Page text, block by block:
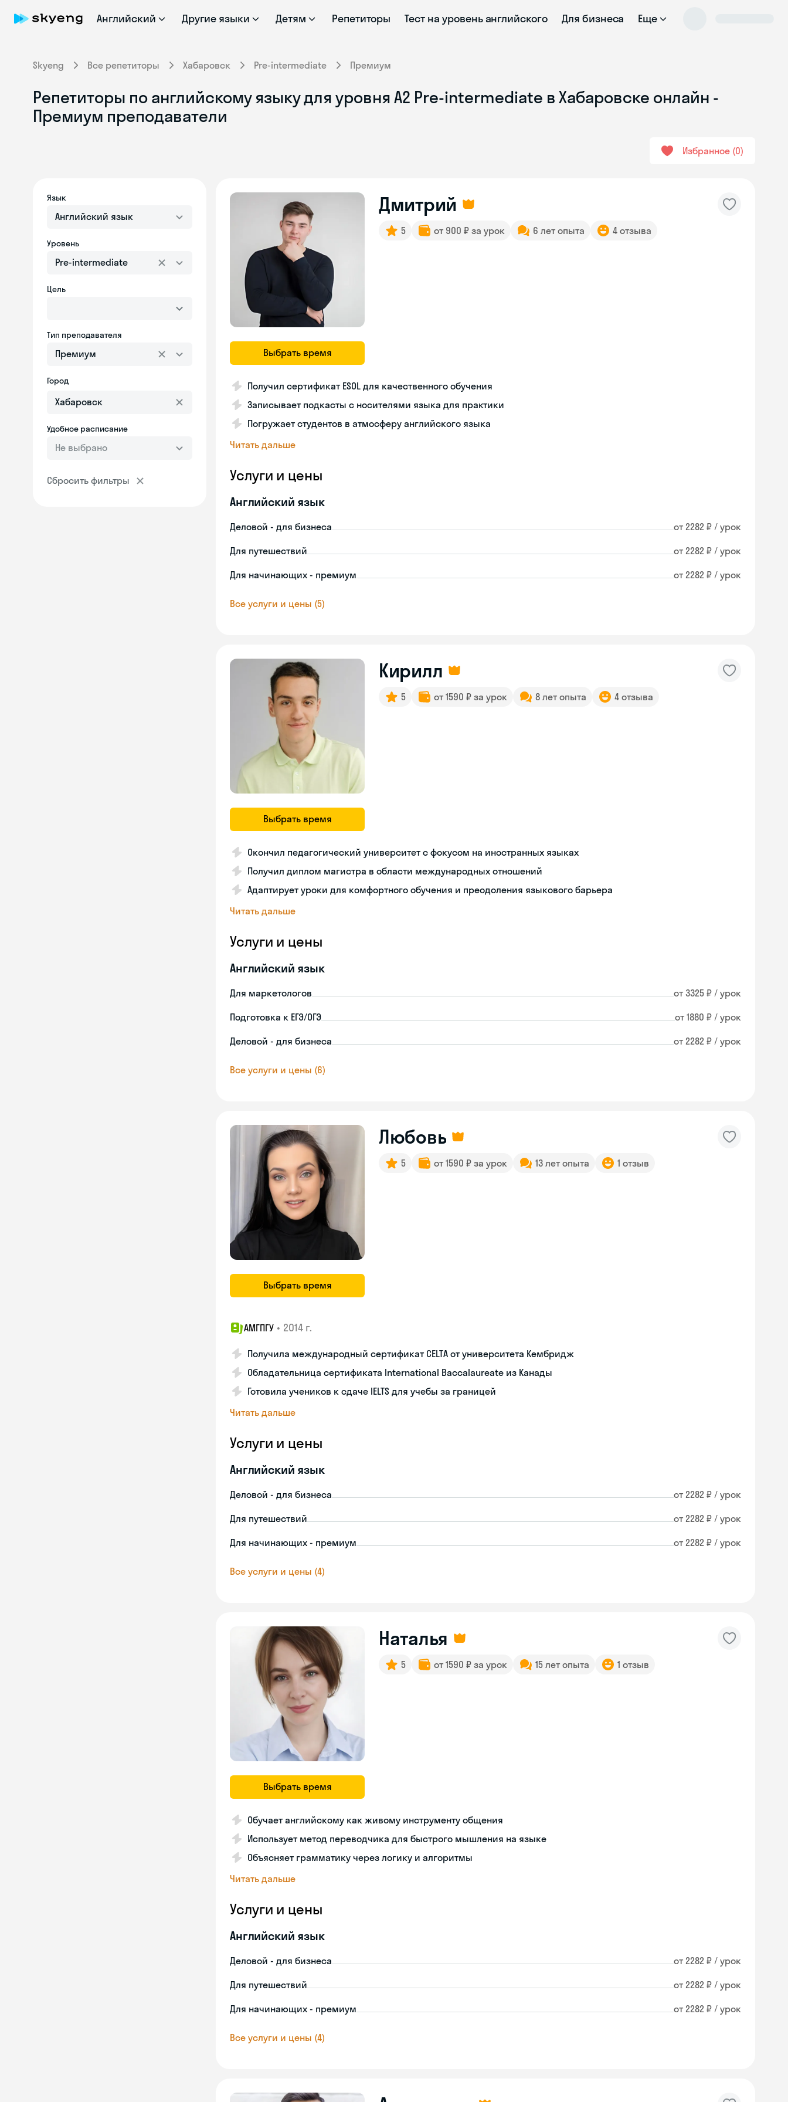
Английский Другие языки Детям Репетиторы Тест на уровень английского Для бизнеса Еще
Skyeng Все репетиторы Хабаровск Pre-intermediate Премиум
Репетиторы по английскому языку для уровня A2 Pre-intermediate в Хабаровске онлайн -
Премиум преподаватели
Избранное 0
Язык
Английский язык
Уровень
Pre-intermediate
Цель
Тип преподавателя
Премиум
Город
Удобное расписание
Не выбрано
Сбросить фильтры
Выбрать время
Дмитрий
5 от 900 ₽ за урок 6 лет опыта 4 отзыва
Получил сертификат ESOL для качественного обучения
Записывает подкасты с носителями языка для практики
Погружает студентов в атмосферу английского языка
Читать дальше
Услуги и цены
Английский язык
Деловой - для бизнеса от 2282 ₽ / урок
Для путешествий от 2282 ₽ / урок
Для начинающих - премиум от 2282 ₽ / урок
Все услуги и цены (5)
Выбрать время
Кирилл
5 от 1590 ₽ за урок 8 лет опыта 4 отзыва
Окончил педагогический университет с фокусом на иностранных языках
Получил диплом магистра в области международных отношений
Адаптирует уроки для комфортного обучения и преодоления языкового барьера
Читать дальше
Услуги и цены
Английский язык
Для маркетологов от 3325 ₽ / урок
Подготовка к ЕГЭ/ОГЭ от 1880 ₽ / урок
Деловой - для бизнеса от 2282 ₽ / урок
Все услуги и цены (6)
Выбрать время
Любовь
5 от 1590 ₽ за урок 13 лет опыта 1 отзыв
АМГПГУ • 2014 г.
Получила международный сертификат CELTA от университета Кембридж
Обладательница сертификата International Baccalaureate из Канады
Готовила учеников к сдаче IELTS для учебы за границей
Читать дальше
Услуги и цены
Английский язык
Деловой - для бизнеса от 2282 ₽ / урок
Для путешествий от 2282 ₽ / урок
Для начинающих - премиум от 2282 ₽ / урок
Все услуги и цены (4)
Выбрать время
Наталья
5 от 1590 ₽ за урок 15 лет опыта 1 отзыв
Обучает английскому как живому инструменту общения
Использует метод переводчика для быстрого мышления на языке
Объясняет грамматику через логику и алгоритмы
Читать дальше
Услуги и цены
Английский язык
Деловой - для бизнеса от 2282 ₽ / урок
Для путешествий от 2282 ₽ / урок
Для начинающих - премиум от 2282 ₽ / урок
Все услуги и цены (4)